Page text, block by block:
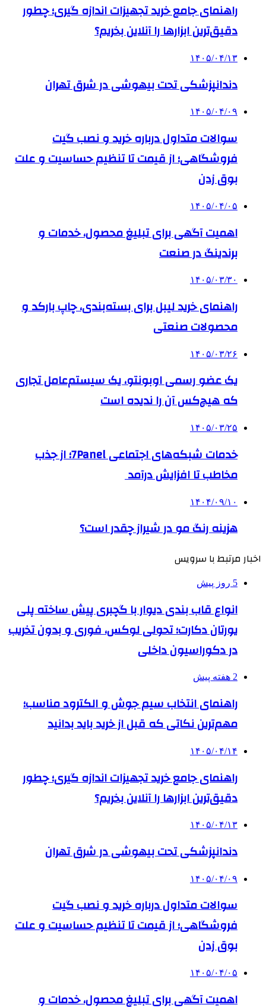
راهنمای جامع خرید تجهیزات اندازه گیری؛ چطور
دقیق‌ترین ابزارها را آنلاین بخریم؟
۱۴۰۵/۰۴/۱۳
دندانپزشکی تحت بیهوشی در شرق تهران
۱۴۰۵/۰۴/۰۹
سوالات متداول درباره خرید و نصب گیت
فروشگاهی؛ از قیمت تا تنظیم حساسیت و علت
بوق زدن
۱۴۰۵/۰۴/۰۵
اهمیت آگهی برای تبلیغ محصول، خدمات و
برندینگ در صنعت
۱۴۰۵/۰۳/۳۰
راهنمای خرید لیبل برای بسته‌بندی، چاپ بارکد و
محصولات صنعتی
۱۴۰۵/۰۳/۲۶
یک عضو رسمی اوبونتو، یک سیستم‌عامل تجاری
که هیچ‌کس آن را ندیده است
۱۴۰۵/۰۳/۲۵
خدمات شبکه‌های اجتماعی 7Panel؛ از جذب
مخاطب تا افزایش درآمد
۱۴۰۴/۰۹/۱۰
هزینه رنگ مو در شیراز چقدر است؟
اخبار مرتبط با سرویس
5 روز پیش
انواع قاب بندی دیوار با گچبری پیش ساخته پلی
یورتان دکارت؛ تحولی لوکس، فوری و بدون تخریب
در دکوراسیون داخلی
2 هفته پیش
راهنمای انتخاب سیم جوش و الکترود مناسب؛
مهم‌ترین نکاتی که قبل از خرید باید بدانید
۱۴۰۵/۰۴/۱۴
راهنمای جامع خرید تجهیزات اندازه گیری؛ چطور
دقیق‌ترین ابزارها را آنلاین بخریم؟
۱۴۰۵/۰۴/۱۳
دندانپزشکی تحت بیهوشی در شرق تهران
۱۴۰۵/۰۴/۰۹
سوالات متداول درباره خرید و نصب گیت
فروشگاهی؛ از قیمت تا تنظیم حساسیت و علت
بوق زدن
۱۴۰۵/۰۴/۰۵
اهمیت آگهی برای تبلیغ محصول، خدمات و